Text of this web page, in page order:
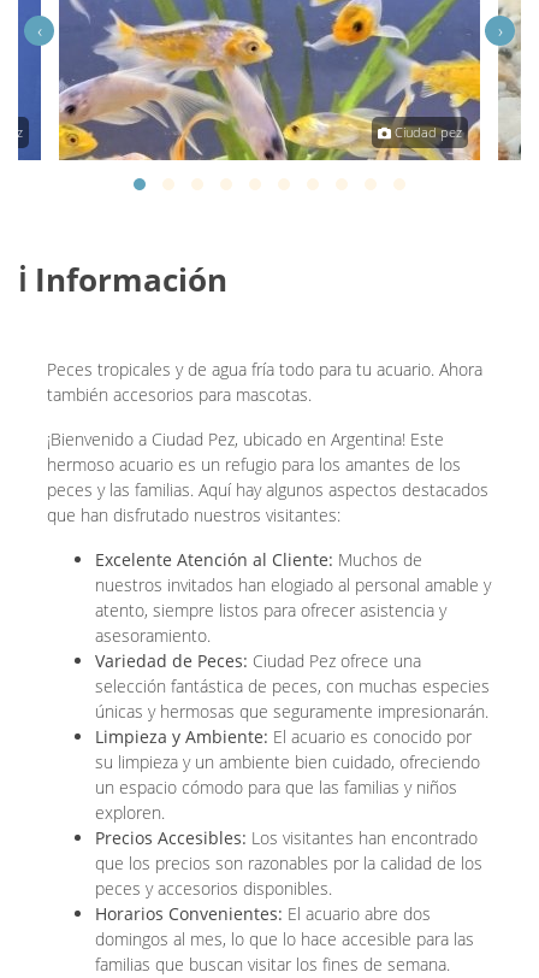
Ciudad pez
‹ ›
ℹ️ Información
Peces tropicales y de agua fría todo para tu acuario. Ahora
también accesorios para mascotas.
¡Bienvenido a Ciudad Pez, ubicado en Argentina! Este
hermoso acuario es un refugio para los amantes de los
peces y las familias. Aquí hay algunos aspectos destacados
que han disfrutado nuestros visitantes:
Excelente Atención al Cliente: Muchos de
nuestros invitados han elogiado al personal amable y
atento, siempre listos para ofrecer asistencia y
asesoramiento.
Variedad de Peces: Ciudad Pez ofrece una
selección fantástica de peces, con muchas especies
únicas y hermosas que seguramente impresionarán.
Limpieza y Ambiente: El acuario es conocido por
su limpieza y un ambiente bien cuidado, ofreciendo
un espacio cómodo para que las familias y niños
exploren.
Precios Accesibles: Los visitantes han encontrado
que los precios son razonables por la calidad de los
peces y accesorios disponibles.
Horarios Convenientes: El acuario abre dos
domingos al mes, lo que lo hace accesible para las
familias que buscan visitar los fines de semana.